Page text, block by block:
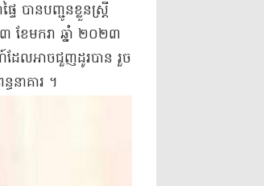
បាន​បញ្ជូន​ខ្លួន​ស្ត្រី​
ខែមករា ឆ្នាំ ២០២៣
ដែល​អាច​ជួញដូរ​បាន រួច​
នាគារ ។​